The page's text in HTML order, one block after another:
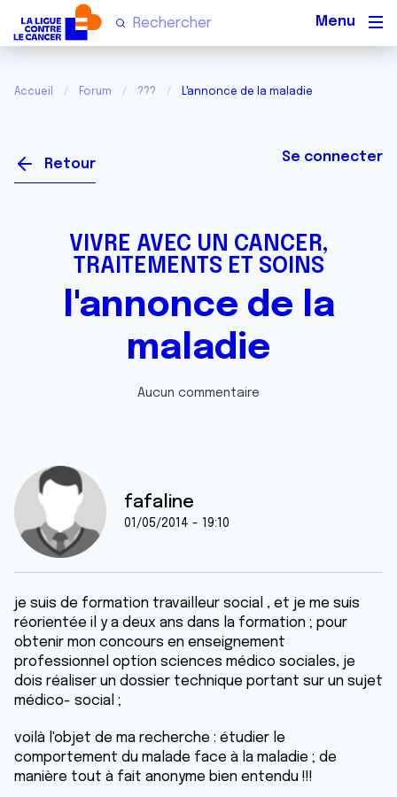
Accueil Forum ??? L'annonce de la maladie
Retour Se connecter
VIVRE AVEC UN CANCER,
TRAITEMENTS ET SOINS
l'annonce de la
maladie
Aucun commentaire
fafaline
01/05/2014 - 19:10
je suis de formation travailleur social , et je me suis
réorientée il y a deux ans dans la formation ; pour
obtenir mon concours en enseignement
professionnel option sciences médico sociales, je
dois réaliser un dossier technique portant sur un sujet
médico- social ;
voilà l'objet de ma recherche : étudier le
comportement du malade face à la maladie ; de
manière tout à fait anonyme bien entendu !!!